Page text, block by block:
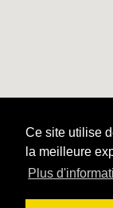
Ce site utilise
la meilleure
Plus
Copyright SELARL
Ce site utilise